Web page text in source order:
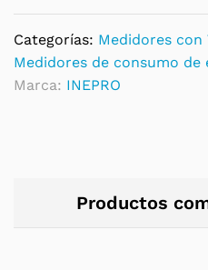
Categorías: Medidores
Medidores de consumo de
Marca: INEPRO
Productos